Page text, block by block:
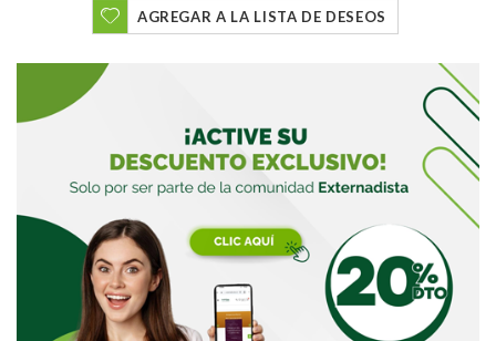
AGREGAR A LA LISTA DE DESEOS